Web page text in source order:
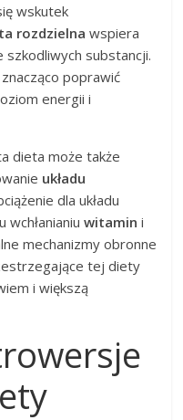
wskutek
rozdzielna wspiera
szkodliwych substancji.
poprawić
energii i
dieta może także
układu
dla układu
wchłanianiuwitamin i
mechanizmy obronne
tej diety
i większą